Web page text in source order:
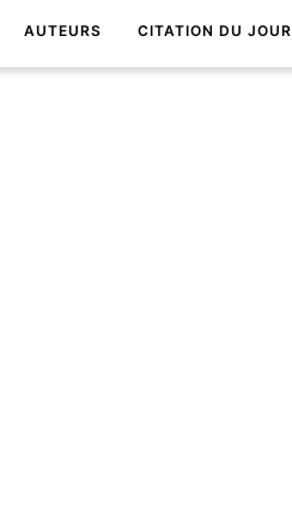
AUTEURS CITATION DU JOUR